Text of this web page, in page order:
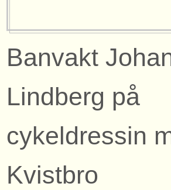
Banvakt
Lindberg på
cykeldressin
Kvistbro